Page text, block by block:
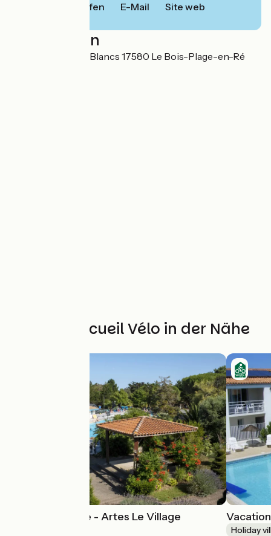
Anrufen E-Mail Site web
Localisation
Chemin des Peux Blancs 17580 Le Bois-Plage-en-Ré
Weitere Accueil Vélo in der Nähe
Vacation Village - Artes Le Village
Holiday